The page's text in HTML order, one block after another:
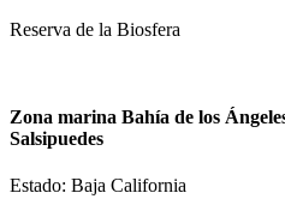
Reserva de la Biosfera
Zona marina Bahía de los
Salsipuedes
Estado: Baja California